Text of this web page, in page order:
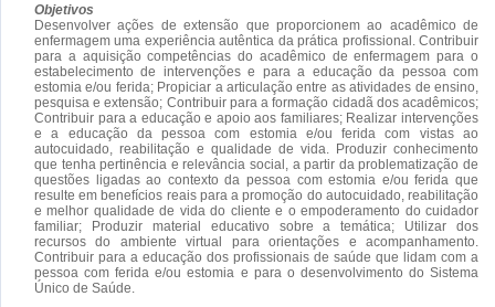
Objetivos
Desenvolver ações de extensão que proporcionem ao acadêmico de
enfermagem uma experiência autêntica da prática profissional. Contribuir
para a aquisição competências do acadêmico de enfermagem para o
estabelecimento de intervenções e para a educação da pessoa com
estomia e/ou ferida; Propiciar a articulação entre as atividades de ensino,
pesquisa e extensão; Contribuir para a formação cidadã dos acadêmicos;
Contribuir para a educação e apoio aos familiares; Realizar intervenções
e a educação da pessoa com estomia e/ou ferida com vistas ao
autocuidado, reabilitação e qualidade de vida. Produzir conhecimento
que tenha pertinência e relevância social, a partir da problematização de
questões ligadas ao contexto da pessoa com estomia e/ou ferida que
resulte em benefícios reais para a promoção do autocuidado, reabilitação
e melhor qualidade de vida do cliente e o empoderamento do cuidador
familiar; Produzir material educativo sobre a temática; Utilizar dos
recursos do ambiente virtual para orientações e acompanhamento.
Contribuir para a educação dos profissionais de saúde que lidam com a
pessoa com ferida e/ou estomia e para o desenvolvimento do Sistema
Único de Saúde.